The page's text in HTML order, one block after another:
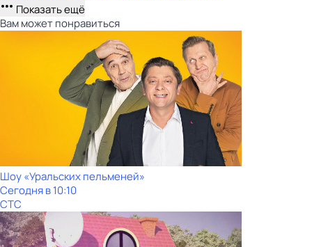
Показать ещё
Вам может понравиться
Шоy «Уральских пeльменей»
Сегодня в 10:10
СТС